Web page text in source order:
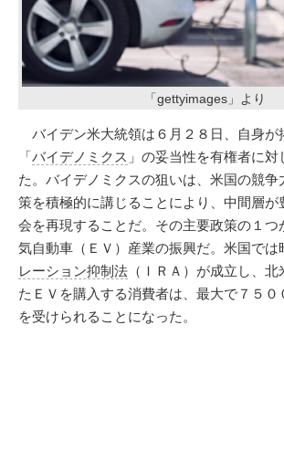
「gettyimages」より
バイデン米大統領は６月２８日、自身が
「バイデノミクス 」の妥当性を有権者に対
た。バイデノミクスの狙いは、米国の競争
策を積極的に講じることにより、中間層が
会を再現することだ。その主要政策の１つ
気自動車（ＥＶ）産業の振興だ。米国では
レーション抑制法 （ＩＲＡ）が成立し、
たＥＶを購入する消費者は、最大で７５０
を受けられることになった。